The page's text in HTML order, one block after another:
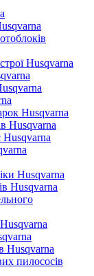
Husqvarna
Husqvarna
Husqvarna
Husqvarna
Husqvarna
Husqvarna
Husqvarna
пилососів